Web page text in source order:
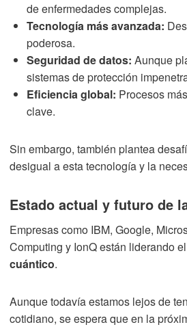
de enfermedades complejas.
Tecnología más avanzada:
poderosa.
Seguridad de datos: Aunque
sistemas de protección
Eficiencia global: Procesos
clave.
Sin embargo, también plantea
desigual a esta tecnología y la
Estado actual y futuro de
Empresas como IBM, Google,
Computing y IonQ están liderando el
cuántico.
Aunque todavía estamos lejos de
cotidiano, se espera que en la